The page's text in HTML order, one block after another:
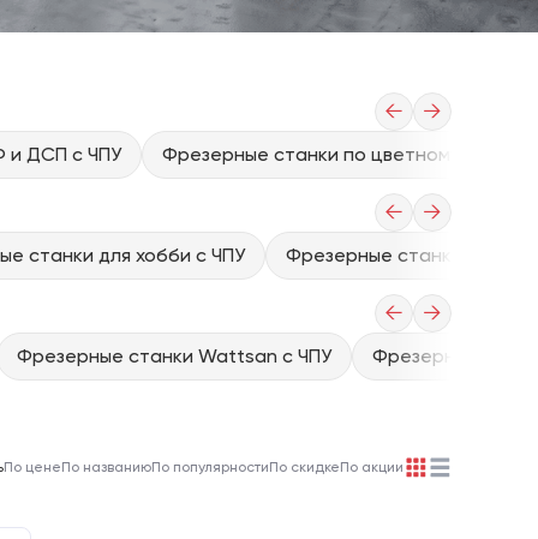
← →
и ДСП с ЧПУ Фрезерные станки по цветному
← →
станки для хобби с ЧПУ Фрезерные станки для
← →
Фрезерные станки Wattsan с ЧПУ Фрезерные
По ценеПо названиюПо популярностиПо скидкеПо акции